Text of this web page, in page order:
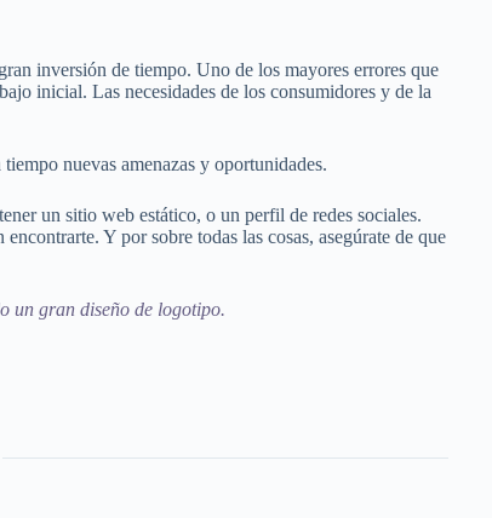
inversión de tiempo. Uno de los mayores errores que
inicial. Las necesidades de los consumidores y de la
nuevas amenazas y oportunidades.
un sitio web estático, o un perfil de redes sociales.
Y por sobre todas las cosas, asegúrate de que
un gran diseño de logotipo.